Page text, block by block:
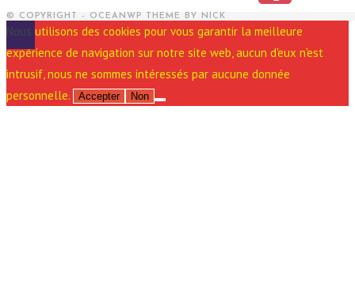
© COPYRIGHT - OCEANWP THEME BY NICK
Nous utilisons des cookies pour vous garantir la meilleure
expérience de navigation sur notre site web, aucun d'eux n'est
intrusif, nous ne sommes intéressés par aucune donnée
personnelle.
Accepter Non